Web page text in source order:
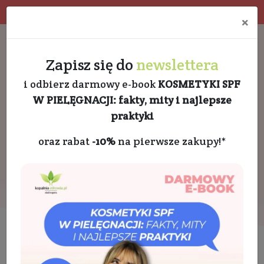
×
Zapisz się do newslettera
i odbierz darmowy e-book KOSMETYKI SPF
W PIELĘGNACJI: fakty, mity i najlepsze
praktyki
oraz rabat -10%na pierwsze zakupy!*